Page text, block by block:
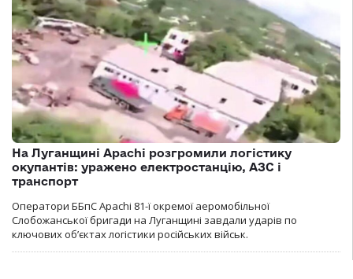
На Луганщині Apachi розгромили логістику
окупантів: уражено електростанцію, АЗС і
транспорт
Оператори ББпС Apachi 81-ї окремої аеромобільної
Слобожанської бригади на Луганщині завдали ударів по
ключових об’єктах логістики російських військ.